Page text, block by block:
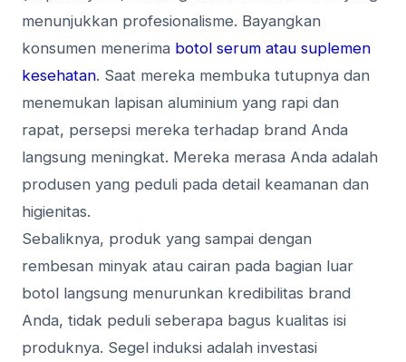
menunjukkan profesionalisme. Bayangkan
konsumen menerima botol serum atau suplemen
kesehatan. Saat mereka membuka tutupnya dan
menemukan lapisan aluminium yang rapi dan
rapat, persepsi mereka terhadap brand Anda
langsung meningkat. Mereka merasa Anda adalah
produsen yang peduli pada detail keamanan dan
higienitas.
Sebaliknya, produk yang sampai dengan
rembesan minyak atau cairan pada bagian luar
botol langsung menurunkan kredibilitas brand
Anda, tidak peduli seberapa bagus kualitas isi
produknya. Segel induksi adalah investasi